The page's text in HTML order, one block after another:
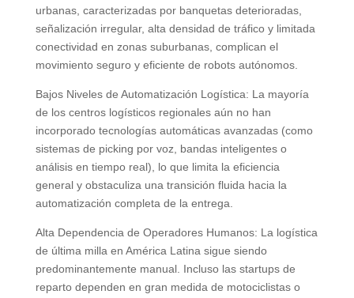
urbanas, caracterizadas por banquetas deterioradas,
señalización irregular, alta densidad de tráfico y limitada
conectividad en zonas suburbanas, complican el
movimiento seguro y eficiente de robots autónomos.
Bajos Niveles de Automatización Logística: La mayoría
de los centros logísticos regionales aún no han
incorporado tecnologías automáticas avanzadas (como
sistemas de picking por voz, bandas inteligentes o
análisis en tiempo real), lo que limita la eficiencia
general y obstaculiza una transición fluida hacia la
automatización completa de la entrega.
Alta Dependencia de Operadores Humanos: La logística
de última milla en América Latina sigue siendo
predominantemente manual. Incluso las startups de
reparto dependen en gran medida de motociclistas o